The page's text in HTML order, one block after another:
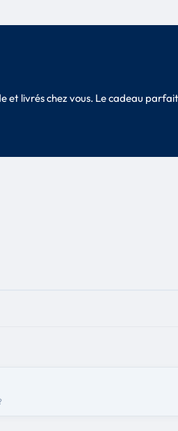
livrés chez vous. Le cadeau